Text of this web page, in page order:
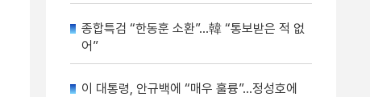
종합특검 “한동훈 소환”…韓 “통보받은 적 없
어”
이 대통령, 안규백에 “매우 훌륭”…정성호에